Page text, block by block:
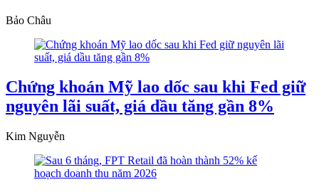
Bảo Châu
Chứng khoán Mỹ lao dốc sau khi Fed giữ
nguyên lãi suất, giá dầu tăng gần 8%
Kim Nguyễn